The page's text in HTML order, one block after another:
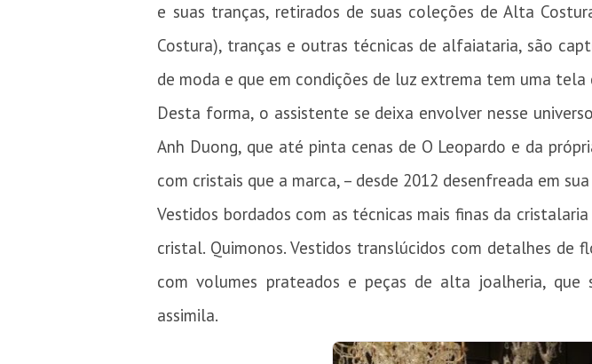
e suas tranças, retirados de suas coleções de Alta
Costura), tranças e outras técnicas de alfaiataria, são
de moda e que em condições de luz extrema tem uma
Desta forma, o assistente se deixa envolver nesse
Anh Duong, que até pinta cenas de O Leopardo e da
com cristais que a marca, – desde 2012 desenfreada em
Vestidos bordados com as técnicas mais finas da
cristal. Quimonos. Vestidos translúcidos com detalhes de
com volumes prateados e peças de alta joalheria,
assimila.